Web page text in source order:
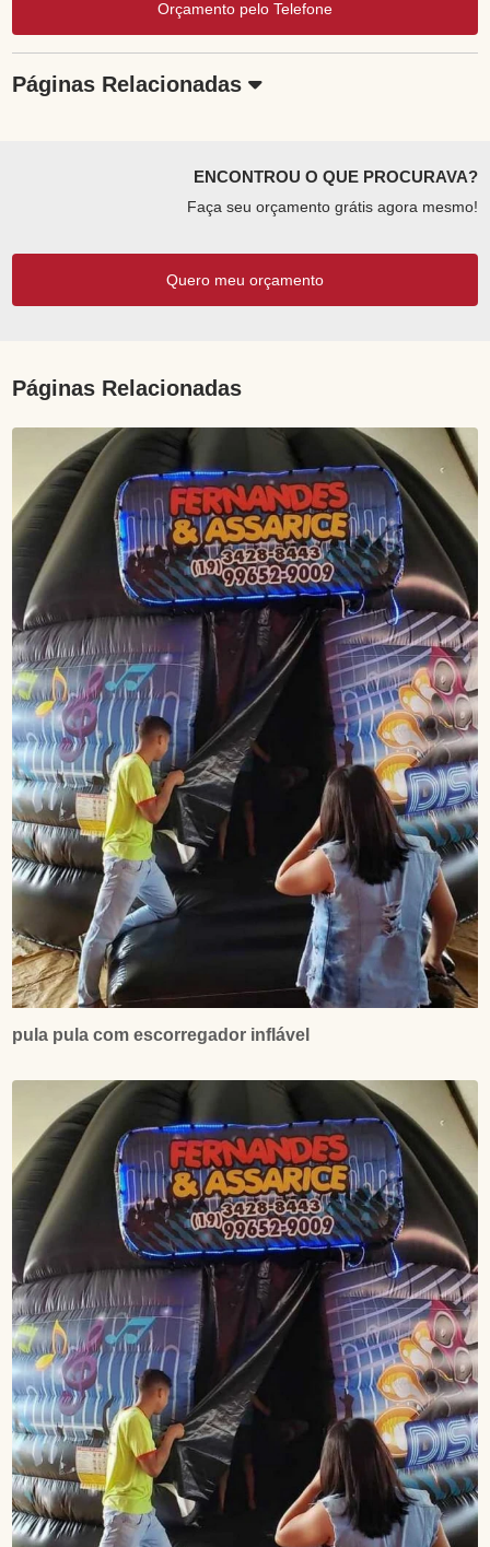
Orçamento pelo Telefone
Páginas Relacionadas
ENCONTROU O QUE PROCURAVA?
Faça seu orçamento grátis agora mesmo!
Quero meu orçamento
Páginas Relacionadas
pula pula com escorregador inflável